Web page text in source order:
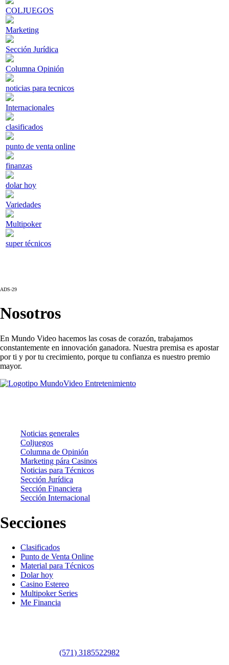
COLJUEGOS
Marketing
Sección Jurídica
Columna Opinión
noticias para tecnicos
Internacionales
clasificados
punto de venta online
finanzas
dolar hoy
Variedades
Multipoker
super técnicos
ADS-29
Nosotros
En Mundo Video hacemos las cosas de corazón, trabajamos
constantemente en innovación ganadora. Nuestra premisa es apostar
por ti y por tu crecimiento, porque tu confianza es nuestro premio
mayor.
Noticias generales
Coljuegos
Columna de Opinión
Marketing pára Casinos
Noticias para Técnicos
Sección Jurídica
Sección Financiera
Sección Internacional
Secciones
Clasificados
Punto de Venta Online
Material para Técnicos
Dolar hoy
Casino Estereo
Multipoker Series
Me Financia
(57​​1) 3185522982